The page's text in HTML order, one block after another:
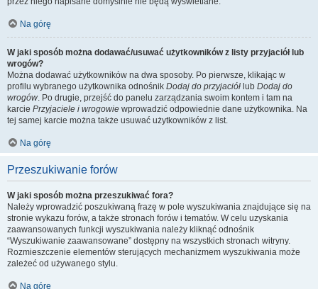
Na górę
W jaki sposób można dodawać/usuwać użytkowników z listy przyjaciół lub
wrogów?
Można dodawać użytkowników na dwa sposoby. Po pierwsze, klikając w
profilu wybranego użytkownika odnośnik Dodaj do przyjaciół lub Dodaj do
wrogów. Po drugie, przejść do panelu zarządzania swoim kontem i tam na
karcie Przyjaciele i wrogowie wprowadzić odpowiednie dane użytkownika. Na
tej samej karcie można także usuwać użytkowników z list.
Na górę
Przeszukiwanie forów
W jaki sposób można przeszukiwać fora?
Należy wprowadzić poszukiwaną frazę w pole wyszukiwania znajdujące się na
stronie wykazu forów, a także stronach forów i tematów. W celu uzyskania
zaawansowanych funkcji wyszukiwania należy kliknąć odnośnik
“Wyszukiwanie zaawansowane” dostępny na wszystkich stronach witryny.
Rozmieszczenie elementów sterujących mechanizmem wyszukiwania może
zależeć od używanego stylu.
Na górę